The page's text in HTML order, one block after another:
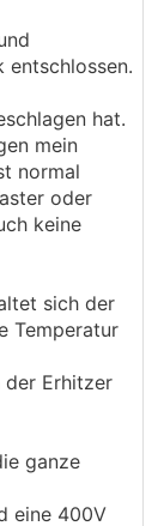
entschlossen.
hat.
mein
normal
oder
keine
sich der
Temperatur
der Erhitzer
ganze
eine 400V